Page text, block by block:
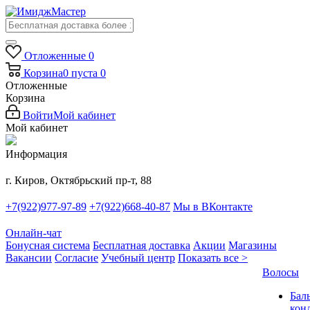
Отложенные 0
Корзина0 пуста 0
Отложенные
Корзина
ВойтиМой кабинет
Мой кабинет
Информация
г. Киров, Октябрьский пр-т, 88
+7(922)977-97-89 +7(922)668-40-87 Мы в ВКонтакте
Онлайн-чат
Бонусная система Бесплатная доставка Акции Магазины
Вакансии Согласие Учебный центр Показать все >
Волосы